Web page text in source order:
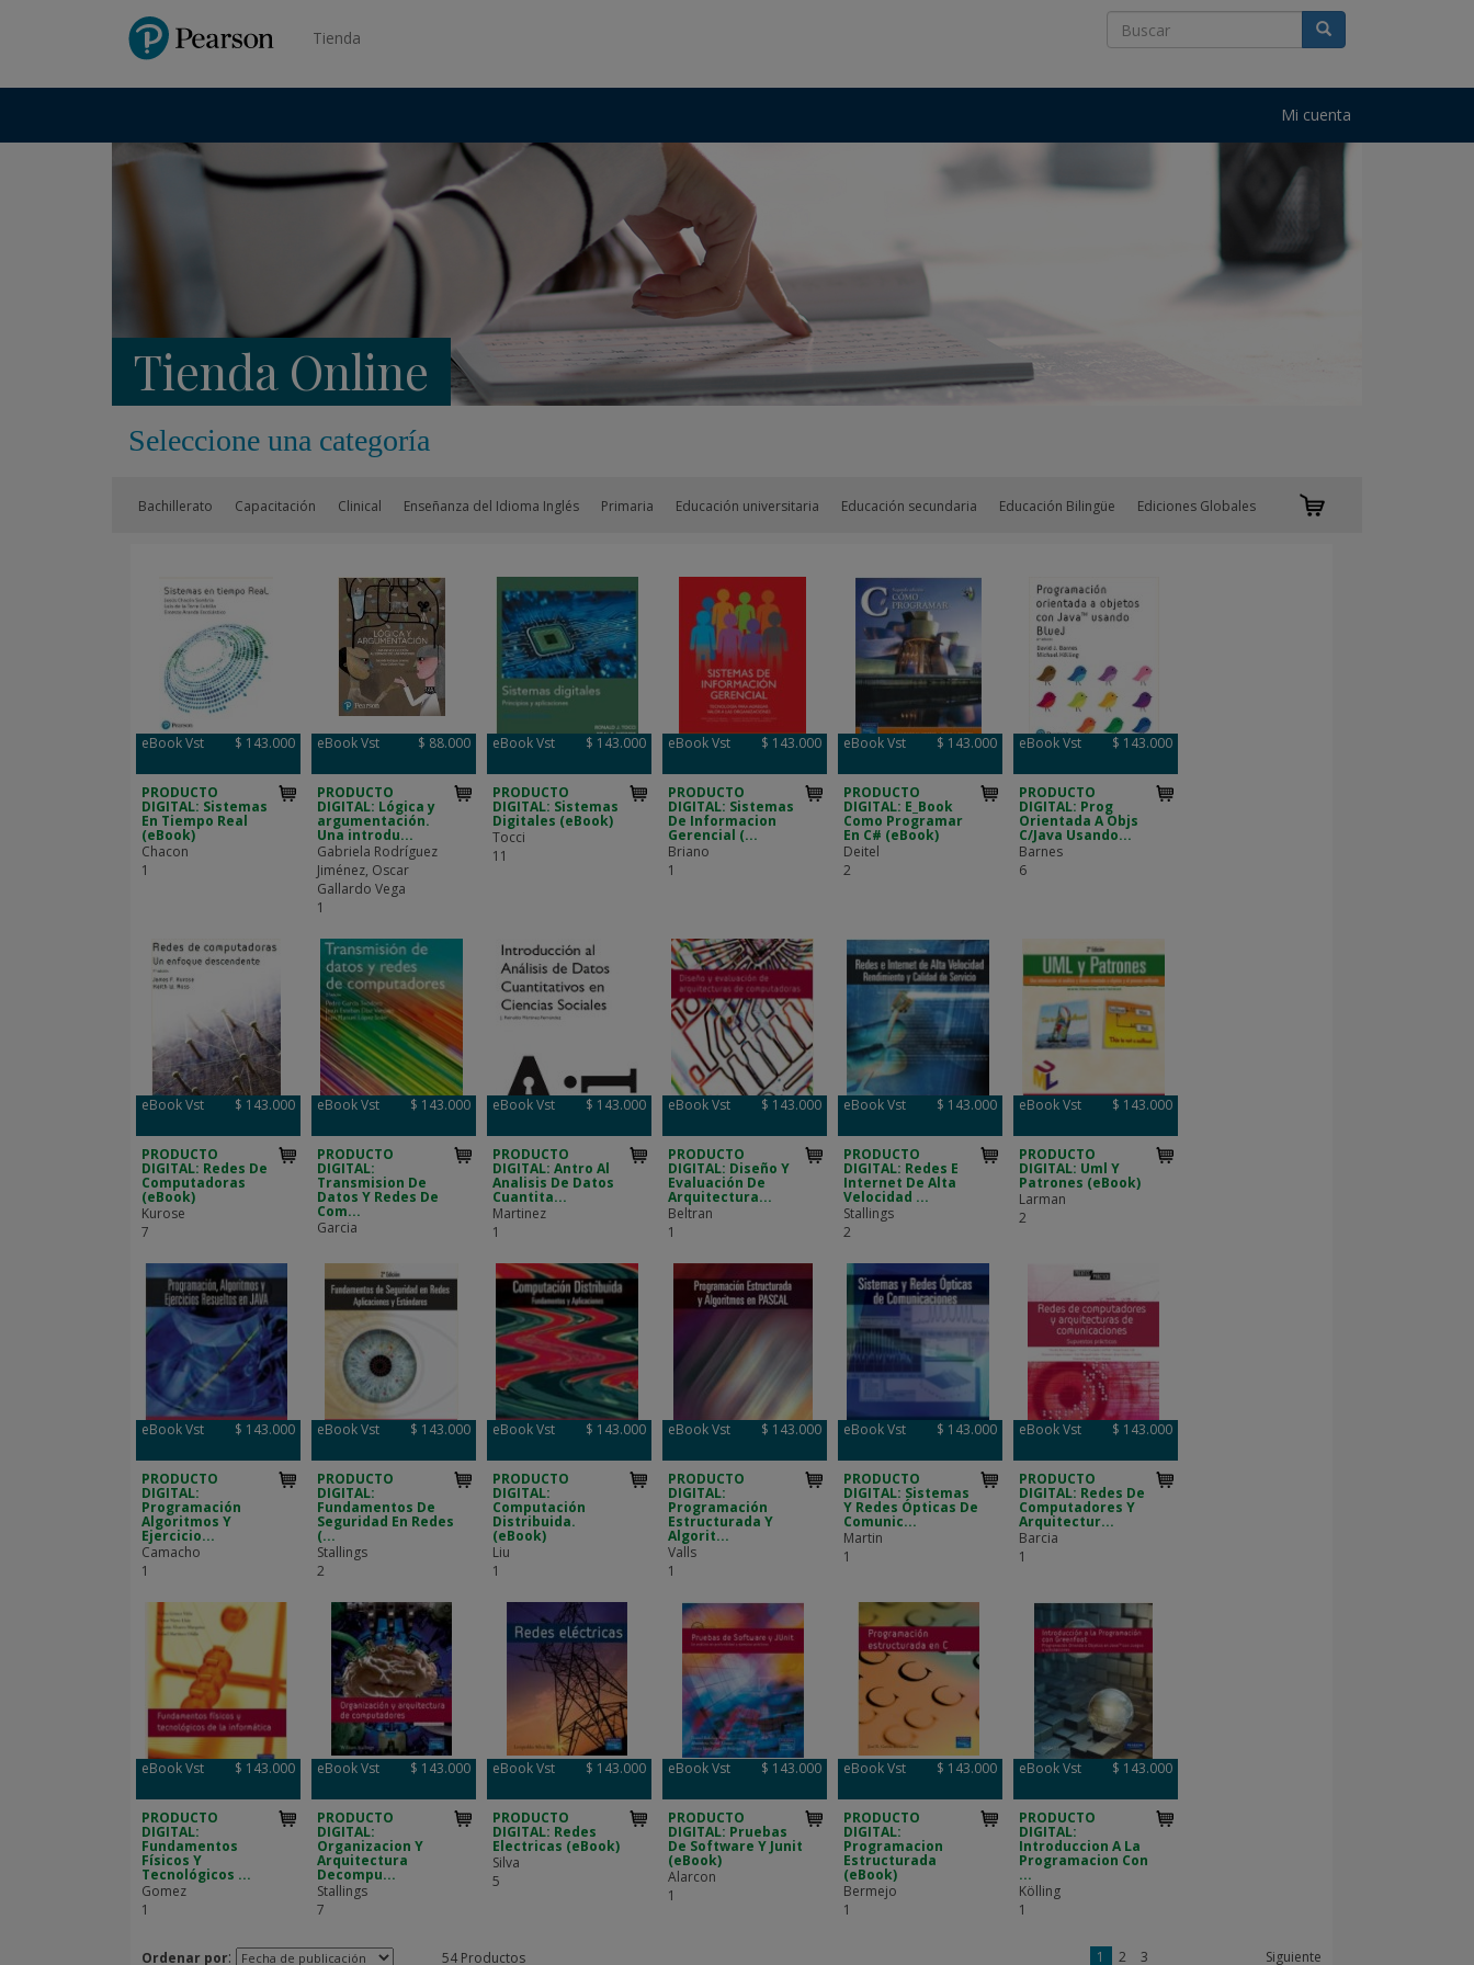
PearsonTienda
Mi cuenta
Tienda Online
Seleccione una categoría
Bachillerato Capacitación Clinical Enseñanza del Idioma Inglés Primaria Educación universitaria Educación secundaria Educación Bilingüe Ediciones Globales
eBook Vst $ 143.000
PRODUCTO
DIGITAL: Sistemas
En Tiempo Real
(eBook)
Chacon
1
eBook Vst $ 88.000
PRODUCTO
DIGITAL: Lógica y
argumentación.
Una introdu...
Gabriela Rodríguez
Jiménez, Oscar
Gallardo Vega
1
eBook Vst $ 143.000
PRODUCTO
DIGITAL: Sistemas
Digitales (eBook)
Tocci
11
eBook Vst $ 143.000
PRODUCTO
DIGITAL: Sistemas
De Informacion
Gerencial (...
Briano
1
eBook Vst $ 143.000
PRODUCTO
DIGITAL: E_Book
Como Programar
En C# (eBook)
Deitel
2
eBook Vst $ 143.000
PRODUCTO
DIGITAL: Prog
Orientada A Objs
C/Java Usando...
Barnes
6
eBook Vst $ 143.000
PRODUCTO
DIGITAL: Redes De
Computadoras
(eBook)
Kurose
7
eBook Vst $ 143.000
PRODUCTO
DIGITAL:
Transmision De
Datos Y Redes De
Com...
Garcia
eBook Vst $ 143.000
PRODUCTO
DIGITAL: Antro Al
Analisis De Datos
Cuantita...
Martinez
1
eBook Vst $ 143.000
PRODUCTO
DIGITAL: Diseño Y
Evaluación De
Arquitectura...
Beltran
1
eBook Vst $ 143.000
PRODUCTO
DIGITAL: Redes E
Internet De Alta
Velocidad ...
Stallings
2
eBook Vst $ 143.000
PRODUCTO
DIGITAL: Uml Y
Patrones (eBook)
Larman
2
eBook Vst $ 143.000
PRODUCTO
DIGITAL:
Programación
Algoritmos Y
Ejercicio...
Camacho
1
eBook Vst $ 143.000
PRODUCTO
DIGITAL:
Fundamentos De
Seguridad En Redes
(...
Stallings
2
eBook Vst $ 143.000
PRODUCTO
DIGITAL:
Computación
Distribuida.
(eBook)
Liu
1
eBook Vst $ 143.000
PRODUCTO
DIGITAL:
Programación
Estructurada Y
Algorit...
Valls
1
eBook Vst $ 143.000
PRODUCTO
DIGITAL: Sistemas
Y Redes Ópticas De
Comunic...
Martin
1
eBook Vst $ 143.000
PRODUCTO
DIGITAL: Redes De
Computadores Y
Arquitectur...
Barcia
1
eBook Vst $ 143.000
PRODUCTO
DIGITAL:
Fundamentos
Físicos Y
Tecnológicos ...
Gomez
1
eBook Vst $ 143.000
PRODUCTO
DIGITAL:
Organizacion Y
Arquitectura
Decompu...
Stallings
7
eBook Vst $ 143.000
PRODUCTO
DIGITAL: Redes
Electricas (eBook)
Silva
5
eBook Vst $ 143.000
PRODUCTO
DIGITAL: Pruebas
De Software Y Junit
(eBook)
Alarcon
1
eBook Vst $ 143.000
PRODUCTO
DIGITAL:
Programacion
Estructurada
(eBook)
Bermejo
1
eBook Vst $ 143.000
PRODUCTO
DIGITAL:
Introduccion A La
Programacion Con
...
Kölling
1
Ordenar por: 54 Productos 1 2 3 Siguiente